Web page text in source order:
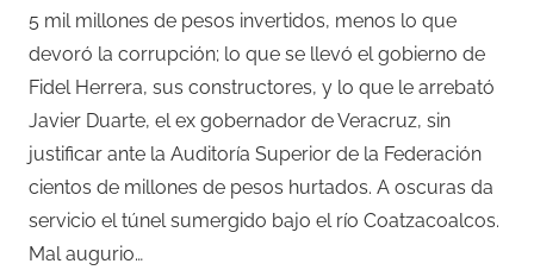
5 mil millones de pesos invertidos, menos lo que
devoró la corrupción; lo que se llevó el gobierno de
Fidel Herrera, sus constructores, y lo que le arrebató
Javier Duarte, el ex gobernador de Veracruz, sin
justificar ante la Auditoría Superior de la Federación
cientos de millones de pesos hurtados. A oscuras da
servicio el túnel sumergido bajo el río Coatzacoalcos.
Mal augurio…